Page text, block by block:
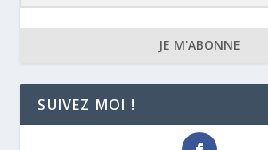
JE M'ABONNE
SUIVEZ MOI !